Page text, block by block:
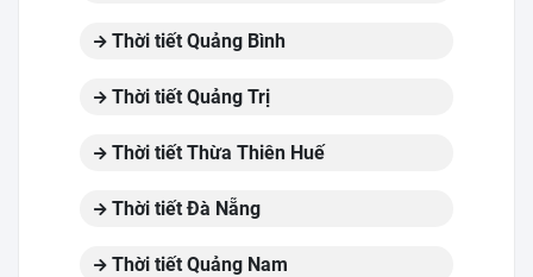
Thời tiết Quảng Bình
Thời tiết Quảng Trị
Thời tiết Thừa Thiên Huế
Thời tiết Đà Nẵng
Thời tiết Quảng Nam